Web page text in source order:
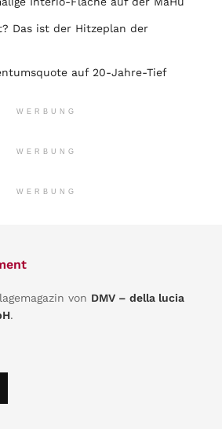
Das ist der Hitzeplan der
auf 20-Jahre-Tief
WERBUNG
WERBUNG
WERBUNG
von DMV – della lucia
.